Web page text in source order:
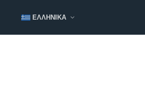
ΕΛΛΗΝΙΚΆ